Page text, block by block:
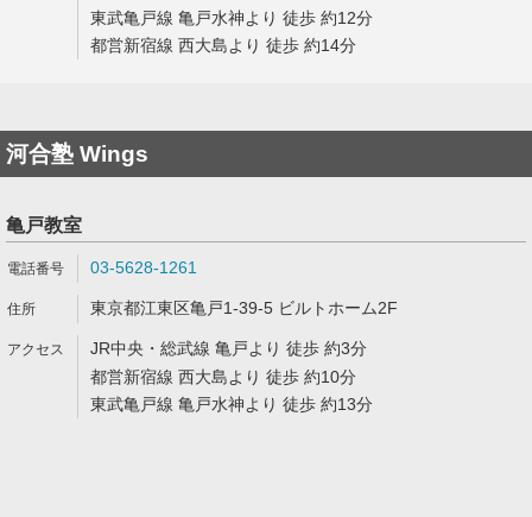
東武亀戸線 亀戸水神より 徒歩 約12分
都営新宿線 西大島より 徒歩 約14分
河合塾 Wings
亀戸教室
03-5628-1261
東京都江東区亀戸1-39-5 ビルトホーム2F
JR中央・総武線 亀戸より 徒歩 約3分
都営新宿線 西大島より 徒歩 約10分
東武亀戸線 亀戸水神より 徒歩 約13分